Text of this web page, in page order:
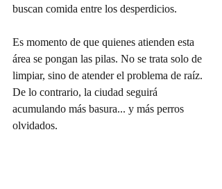
buscan comida entre los desperdicios.
Es momento de que quienes atienden esta
área se pongan las pilas. No se trata solo de
limpiar, sino de atender el problema de raíz.
De lo contrario, la ciudad seguirá
acumulando más basura... y más perros
olvidados.